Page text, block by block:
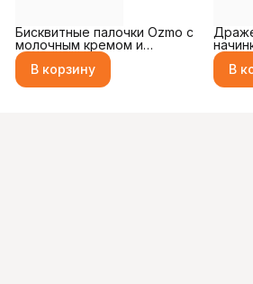
Бисквитные палочки Ozmo с
молочным кремом и
шоколадом 36гр
В корзину
В